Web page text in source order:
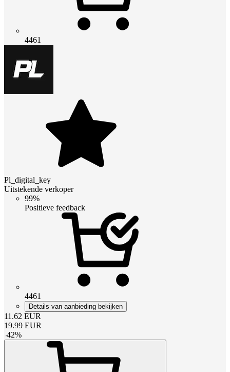
4461
Pl_digital_key
Uitstekende verkoper
99%
Positieve feedback
4461
Details van aanbieding bekijken
11.62 EUR
19.99 EUR
-42%